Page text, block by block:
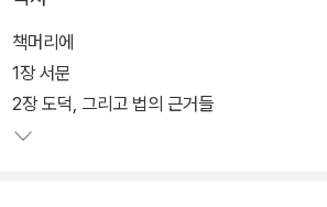
존 논의를 점검하는 것이 아니다. 대신 그러한
물러나 더 큰 그림을 그리며, 이 오래된 논쟁에
황에 처해 있는지를 보여주고자 한다. 법철학
내부적으로 보이는 학문이 되어왔다. 이는 부
둘러싼 진영 간의 의견 불일치를 다루기가 매
책머리에
1장 서문
2장 도덕, 그리고 법의 근거들